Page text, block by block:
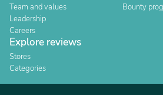
Team and values
Leadership
Careers
Bounty
Explore reviews
Stores
Categories